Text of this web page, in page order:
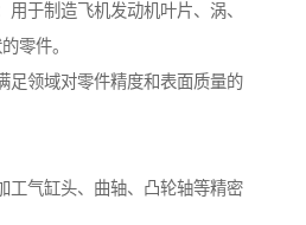
于制造飞机发动机叶片、涡、
零件。
领域对零件精度和表面质量的
气缸头、曲轴、凸轮轴等精密